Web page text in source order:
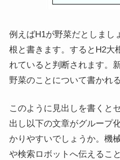
例えばH1が野菜だとしまし
根と書きます。するとH2大
れていると判断されます。
野菜のことについて書かれ
このように見出しを書くと
出し以下の文章がグループ
かりやすいでしょうか。機
や検索ロボットへ伝えるこ